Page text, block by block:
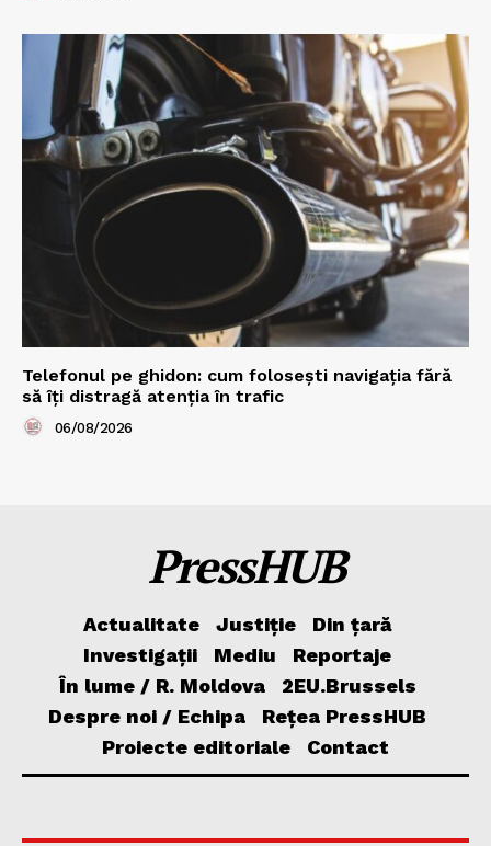
Telefonul pe ghidon: cum folosești navigația fără
să îți distragă atenția în trafic
06/08/2026
PressHUB
Actualitate Justiție
Din țară
Investigații
Mediu
Reportaje
În lume / R. Moldova
2EU.Brussels
Despre noi / Echipa
Rețea PressHUB
Proiecte editoriale
Contact